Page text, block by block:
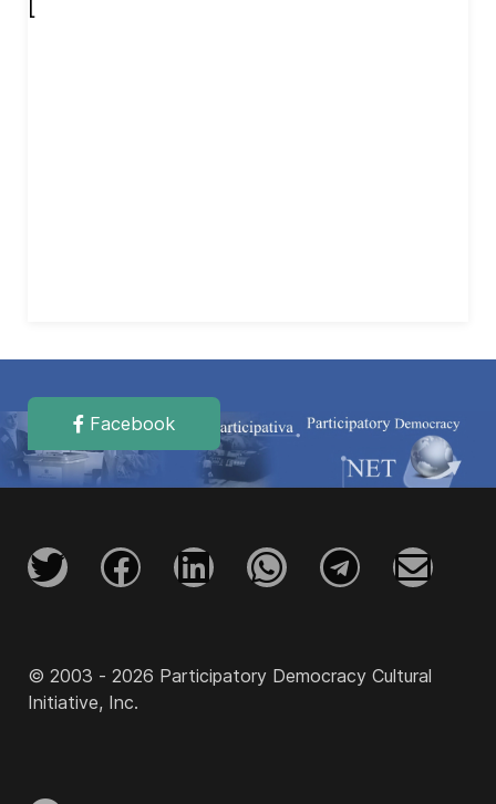
[
Facebook
© 2003 - 2026 Participatory Democracy Cultural
Initiative, Inc.